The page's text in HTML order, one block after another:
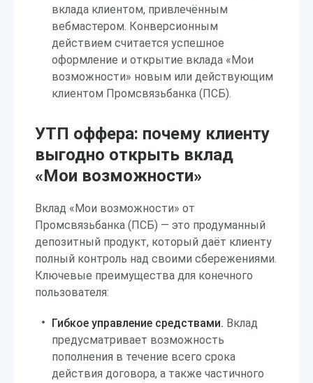
вклада клиентом, привлечённым
вебмастером. Конверсионным
действием считается успешное
оформление и открытие вклада «Мои
возможности» новым или действующим
клиентом Промсвязьбанка (ПСБ).
УТП оффера: почему клиенту
выгодно открыть вклад
«Мои возможности»
Вклад «Мои возможности» от
Промсвязьбанка (ПСБ) — это продуманный
депозитный продукт, который даёт клиенту
полный контроль над своими сбережениями.
Ключевые преимущества для конечного
пользователя:
Гибкое управление средствами. Вклад
предусматривает возможность
пополнения в течение всего срока
действия договора, а также частичного